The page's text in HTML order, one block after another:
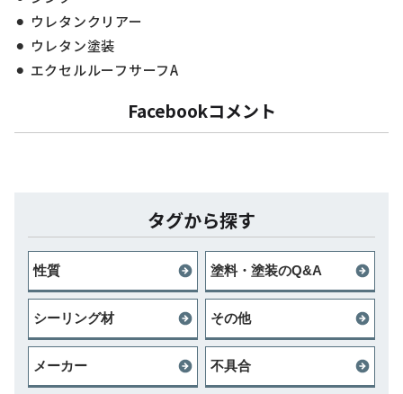
ウレタンクリアー
ウレタン塗装
エクセルルーフサーフA
Facebookコメント
タグから探す
性質 塗料・塗装のQ&A
シーリング材 その他
メーカー 不具合